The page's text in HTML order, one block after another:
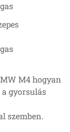
M4 hogyan
gyorsulás
szemben.